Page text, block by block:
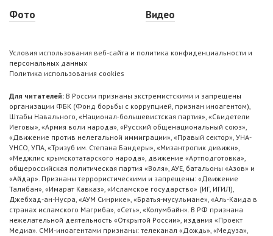
Фото
Видео
Условия использования веб-сайта и политика конфиденциальности и
персональных данных
Политика использования cookies
Для читателей: В России признаны экстремистскими и запрещены
организации ФБК (Фонд борьбы с коррупцией, признан иноагентом),
Штабы Навального, «Национал-большевистская партия», «Свидетели
Иеговы», «Армия воли народа», «Русский общенациональный союз»,
«Движение против нелегальной иммиграции», «Правый сектор», УНА-
УНСО, УПА, «Тризуб им. Степана Бандеры», «Мизантропик дивижн»,
«Меджлис крымскотатарского народа», движение «Артподготовка»,
общероссийская политическая партия «Воля», АУЕ, батальоны «Азов» и
«Айдар». Признаны террористическими и запрещены: «Движение
Талибан», «Имарат Кавказ», «Исламское государство» (ИГ, ИГИЛ),
Джебхад-ан-Нусра, «АУМ Синрике», «Братья-мусульмане», «Аль-Каида в
странах исламского Магриба», «Сеть», «Колумбайн». В РФ признана
нежелательной деятельность «Открытой России», издания «Проект
Медиа». СМИ-иноагентами признаны: телеканал «Дождь», «Медуза»,